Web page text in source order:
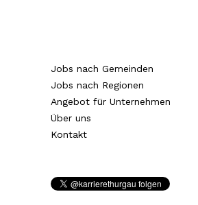
Jobs nach Gemeinden
Jobs nach Regionen
Angebot für Unternehmen
Über uns
Kontakt